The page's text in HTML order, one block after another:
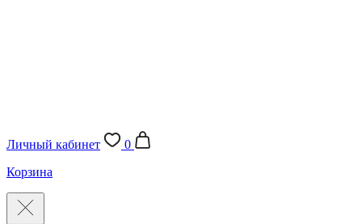
Личный кабинет
0
Корзина